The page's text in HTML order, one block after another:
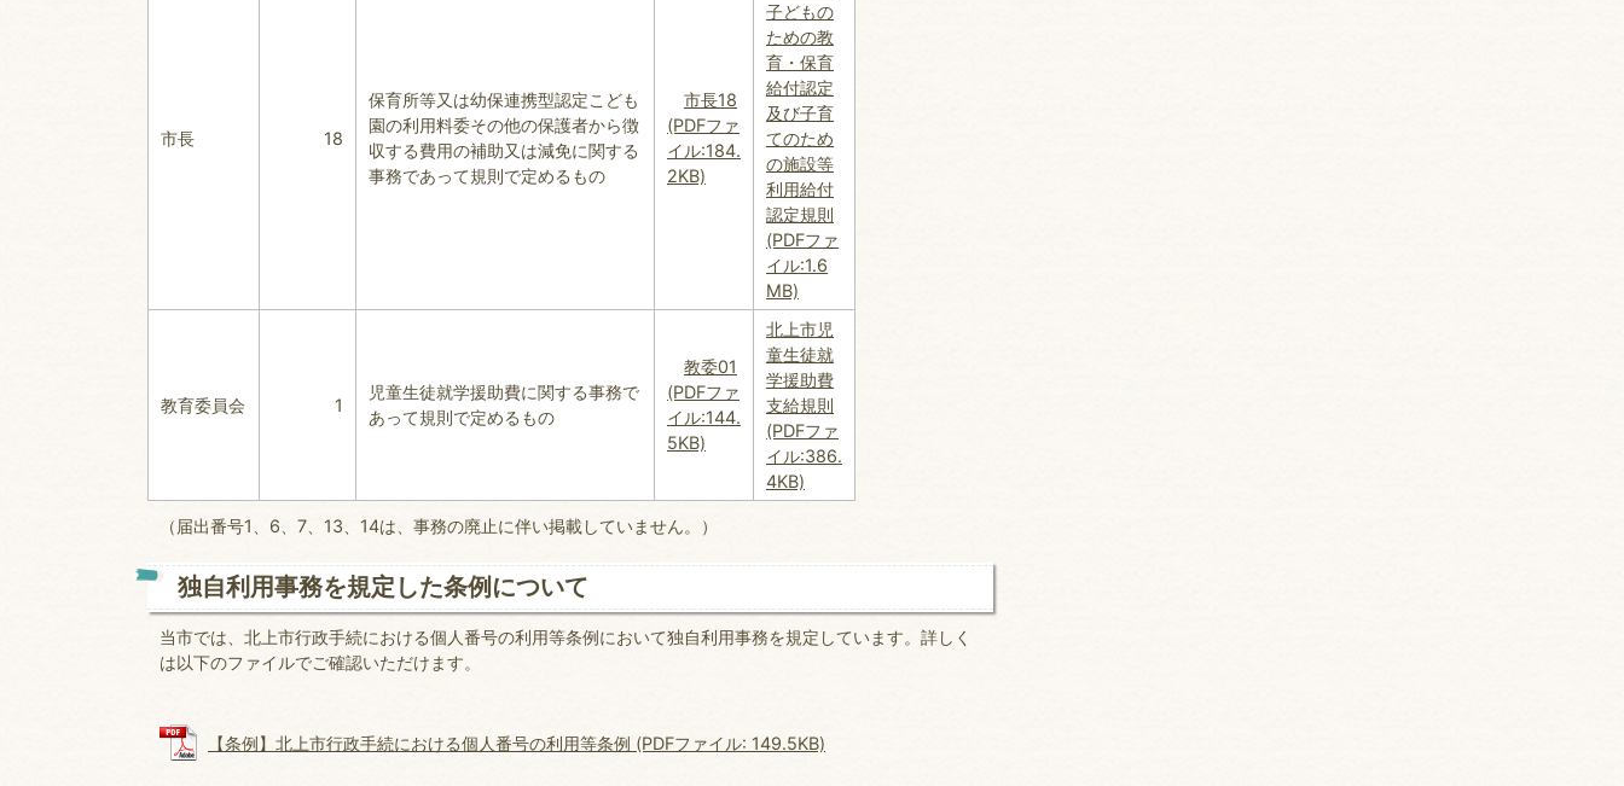
市長 18
保育所等又は幼保連携型認定こども
園の利用料委その他の保護者から徴
収する費用の補助又は減免に関する
事務であって規則で定めるもの
市長18
(PDFファ
イル:184.
2KB)
子どもの
ための教
育・保育
給付認定
及び子育
てのため
の施設等
利用給付
認定規則
(PDFファ
イル:1.6
MB)
教育委員会 1
児童生徒就学援助費に関する事務で
あって規則で定めるもの
教委01
(PDFファ
イル:144.
5KB)
北上市児
童生徒就
学援助費
支給規則
(PDFファ
イル:386.
4KB)
（届出番号1、6、7、13、14は、事務の廃止に伴い掲載していません。）
独自利用事務を規定した条例について
当市では、北上市行政手続における個人番号の利用等条例において独自利用事務を規定しています。詳しく
は以下のファイルでご確認いただけます。
【条例】北上市行政手続における個人番号の利用等条例 (PDFファイル: 149.5KB)